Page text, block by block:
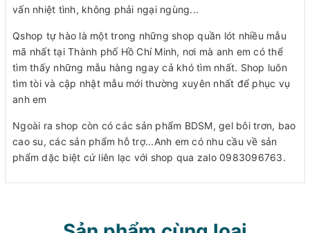
vấn nhiệt tình, không phải ngại ngùng...
Qshop tự hào là một trong những shop quần lót nhiều mẫu
mã nhất tại Thành phố Hồ Chí Minh, nơi mà anh em có thể
tìm thấy những mẫu hàng ngay cả khó tìm nhất. Shop luôn
tìm tòi và cập nhật mẫu mới thường xuyên nhất để phục vụ
anh em
Ngoài ra shop còn có các sản phẩm BDSM, gel bôi trơn, bao
cao su, các sản phẩm hỗ trợ...Anh em có nhu cầu về sản
phẩm dặc biệt cứ liên lạc với shop qua zalo 0983096763.